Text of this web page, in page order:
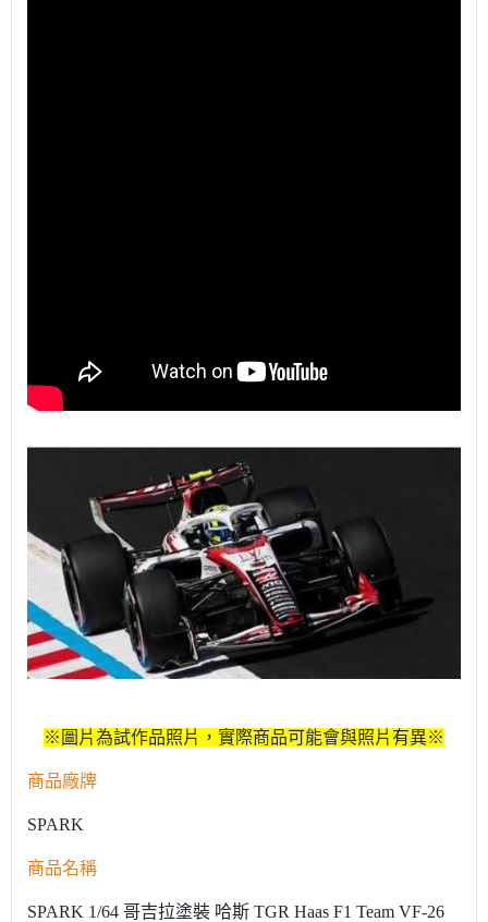
※圖片為試作品照片，實際商品可能會與照片有異※
商品廠牌
SPARK
商品名稱
SPARK 1/64 哥吉拉塗裝 哈斯 TGR Haas F1 Team VF-26